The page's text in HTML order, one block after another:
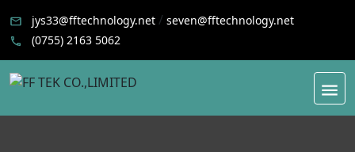
jys33@fftechnology.net / seven@fftechnology.net
(0755) 2163 5062